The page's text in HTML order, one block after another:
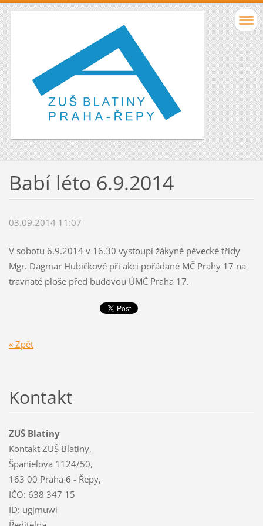
Babí léto 6.9.2014
03.09.2014 11:07
V sobotu 6.9.2014 v 16.30 vystoupí žákyně pěvecké třídy
Mgr. Dagmar Hubičkové při akci pořádané MČ Prahy 17 na
travnaté ploše před budovou ÚMČ Praha 17.
« Zpět
Kontakt
ZUŠ Blatiny
Kontakt ZUŠ Blatiny,
Španielova 1124/50,
163 00 Praha 6 - Řepy,
IČO: 638 347 15
ID: ugjmuwi